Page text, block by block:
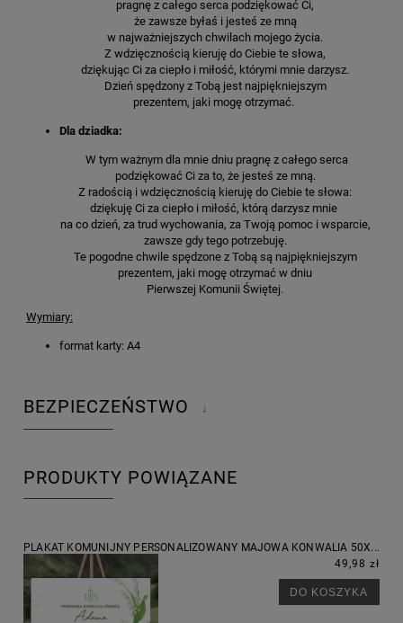
pragnę z całego serca podziękować Ci,
że zawsze byłaś i jesteś ze mną
w najważniejszych chwilach mojego życia.
Z wdzięcznością kieruję do Ciebie te słowa,
dziękując Ci za ciepło i miłość, którymi mnie darzysz.
Dzień spędzony z Tobą jest najpiękniejszym
prezentem, jaki mogę otrzymać.
Dla dziadka:
W tym ważnym dla mnie dniu pragnę z całego serca
podziękować Ci za to, że jesteś ze mną.
Z radością i wdzięcznością kieruję do Ciebie te słowa:
dziękuję Ci za ciepło i miłość, którą darzysz mnie
na co dzień, za trud wychowania, za Twoją pomoc i wsparcie,
zawsze gdy tego potrzebuję.
Te pogodne chwile spędzone z Tobą są najpiękniejszym
prezentem, jaki mogę otrzymać w dniu
Pierwszej Komunii Świętej.
Wymiary:
format karty: A4
BEZPIECZEŃSTWO ↓
PRODUKTY POWIĄZANE
PLAKAT KOMUNIJNY PERSONALIZOWANY MAJOWA KONWALIA 50X...
49,98 zł
DO KOSZYKA